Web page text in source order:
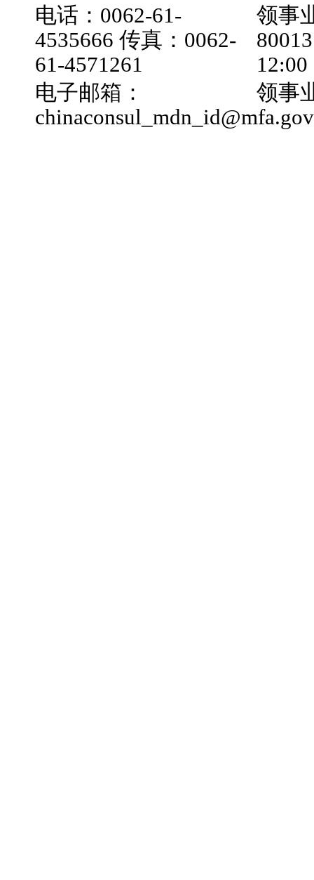
电话：0062-61-
4535666 传真：0062-
61-4571261
电子邮箱：
领事
领事